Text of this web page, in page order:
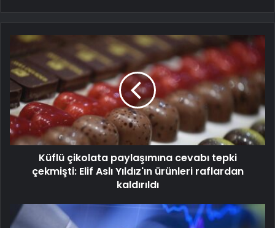
Küflü çikolata paylaşımına cevabı tepki
çekmişti: Elif Aslı Yıldız'ın ürünleri raflardan
kaldırıldı